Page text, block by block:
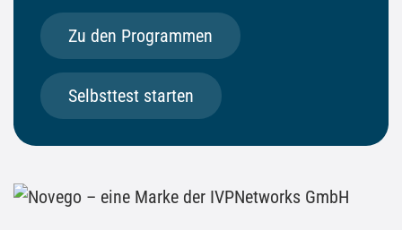
Zu den Programmen
Selbsttest starten